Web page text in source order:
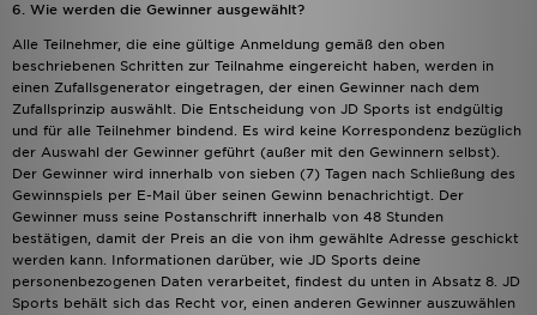
6. Wie werden die Gewinner ausgewählt?
Alle Teilnehmer, die eine gültige Anmeldung gemäß den oben
beschriebenen Schritten zur Teilnahme eingereicht haben, werden in
einen Zufallsgenerator eingetragen, der einen Gewinner nach dem
Zufallsprinzip auswählt. Die Entscheidung von JD Sports ist endgültig
und für alle Teilnehmer bindend. Es wird keine Korrespondenz bezüglich
der Auswahl der Gewinner geführt (außer mit den Gewinnern selbst).
Der Gewinner wird innerhalb von sieben (7) Tagen nach Schließung des
Gewinnspiels per E-Mail über seinen Gewinn benachrichtigt. Der
Gewinner muss seine Postanschrift innerhalb von 48 Stunden
bestätigen, damit der Preis an die von ihm gewählte Adresse geschickt
werden kann. Informationen darüber, wie JD Sports deine
personenbezogenen Daten verarbeitet, findest du unten in Absatz 8. JD
Sports behält sich das Recht vor, einen anderen Gewinner auszuwählen